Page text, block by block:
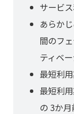
サービ
あらか
間のフ
ティベ
最短利
最短利
の 3か